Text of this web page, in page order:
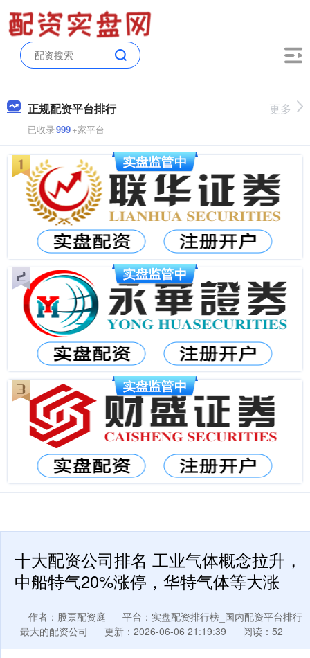
正规配资平台排行
已收录999+家平台
更多
十大配资公司排名 工业气体概念拉升，
中船特气20%涨停，华特气体等大涨
作者：股票配资庭
平台：实盘配资排行榜_国内配资平台排行
_最大的配资公司
更新：2026-06-06 21:19:39 阅读：52